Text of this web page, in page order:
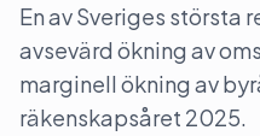
En av Sveriges största
avsevärd ökning av
marginell ökning av
räkenskapsåret 2025.